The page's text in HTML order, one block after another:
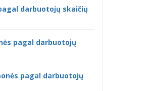
darbuotojų skaičių
pagal darbuotojų
pagal darbuotojų